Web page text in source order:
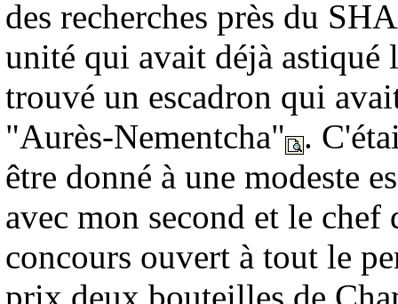
des recherches près du
unité qui avait déjà astiqué
trouvé un escadron qui
"Aurès-Nementcha" .
être donné à une modeste
avec mon second et le chef
concours ouvert à tout le